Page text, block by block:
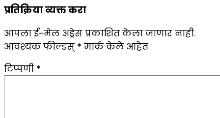
प्रतिक्रिया व्यक्त करा
आपला ई-मेल अड्रेस प्रकाशित केला जाणार नाही.
आवश्यक फील्डस् * मार्क केले आहेत
टिप्पणी *